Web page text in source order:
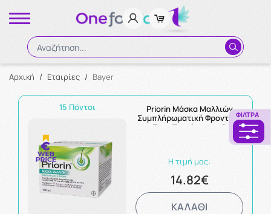
Αναζήτηση...
Αναζήτηση
Αρχική / Εταιρίες / Bayer
ΦΊΛΤΡΑ
15 Πόντοι
Priorin Μάσκα Μαλλιών
Συμπλήρωματική Φροντίδα
Στην Τριχόπτωση &
Αδύναμα Λεπτά Μαλλιά
Η τιμή μας:
14.82€
ΚΑΛΑΘΙ